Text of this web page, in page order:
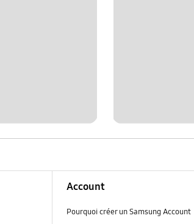
Account
Pourquoi créer un Samsung Account